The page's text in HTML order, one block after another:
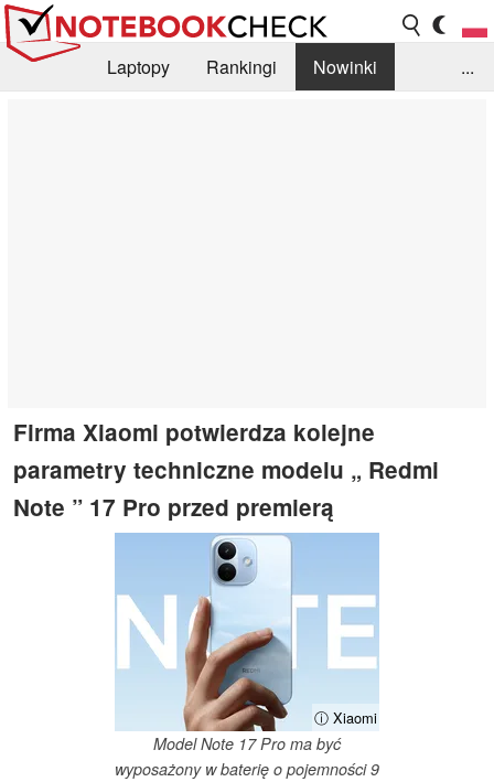
Laptopy Rankingi
Nowinki
...
Firma Xiaomi potwierdza kolejne
parametry techniczne modelu „ Redmi
Note ” 17 Pro przed premierą
ⓘ Xiaomi
Model Note 17 Pro ma być
wyposażony w baterię o pojemności 9